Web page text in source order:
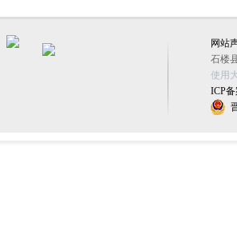
网站
石楼
使用
ICP